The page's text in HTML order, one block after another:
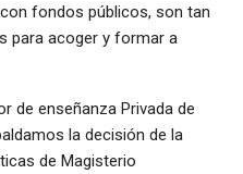
fondos públicos, son tan
para acoger y formar a
de enseñanza Privada de
la decisión de la
de Magisterio